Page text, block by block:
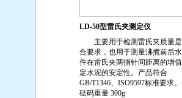
LD-50型雷氏夹测定仪
主要用于检测雷氏夹质量是
合要求，也用于测量沸煮前后
件在雷氏夹两指针间距离的增
定水泥的安定性。产品符合
GB/T1346、ISO9597标准要求。
砝码重量 300g